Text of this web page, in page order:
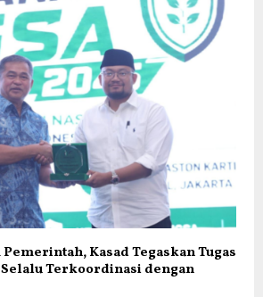
Kasad Tegaskan Tugas
Terkoordinasi dengan